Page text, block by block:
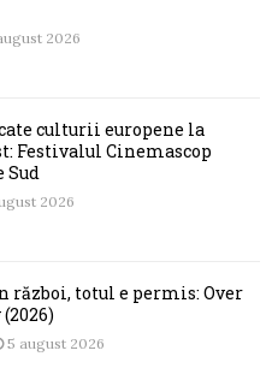
2026
culturii europene la
Festivalul Cinemascop
Sud
2026
război, totul e permis: Over
5 august 2026